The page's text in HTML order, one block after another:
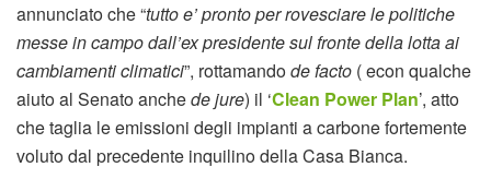
annunciato che “tutto e’ pronto per rovesciare le politiche
messe in campo dall’ex presidente sul fronte della lotta ai
cambiamenti climatici”, rottamandode facto ( econ qualche
aiuto al Senato anchede jure) il ‘Clean Power Plan’, atto
che taglia le emissioni degli impianti a carbone fortemente
voluto dal precedente inquilino della Casa Bianca.